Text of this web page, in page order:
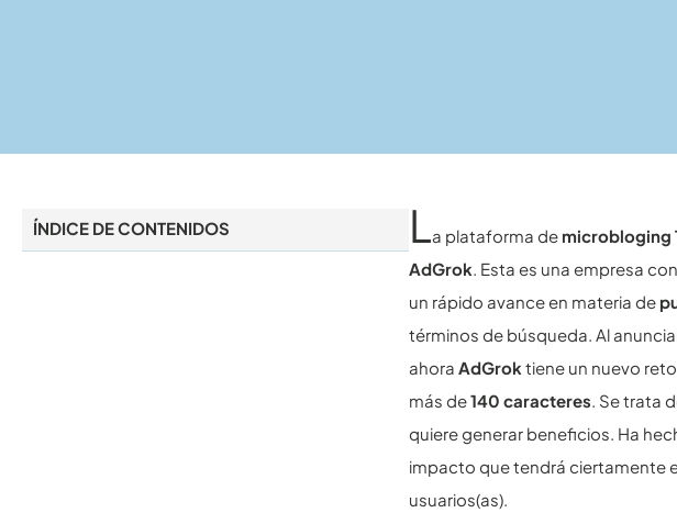
ÍNDICE DE CONTENIDOS La plataforma de microbloging
AdGrok. Esta es una empresa
un rápido avance en materia de
términos de búsqueda. Al
ahoraAdGroktiene un nuevo
más de140 caracteres. Se trata
quiere generar beneficios. Ha
impacto que tendrá ciertamente
usuarios(as).